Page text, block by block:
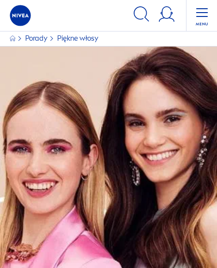
Porady Piękne włosy
FILTRY
KATEGORIA GŁÓWNA
Kosmetyki dla mężczyzn
Kosmetyki do ciała
Kosmetyki do twarzy
Kosmetyki do włosów
TEMATYKA TREŚCI
Artykuł
Tutorial